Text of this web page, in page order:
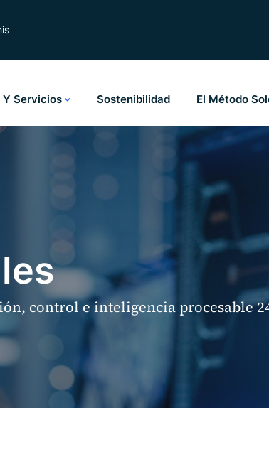
Servicios Sostenibilidad El Método
control e inteligencia procesable